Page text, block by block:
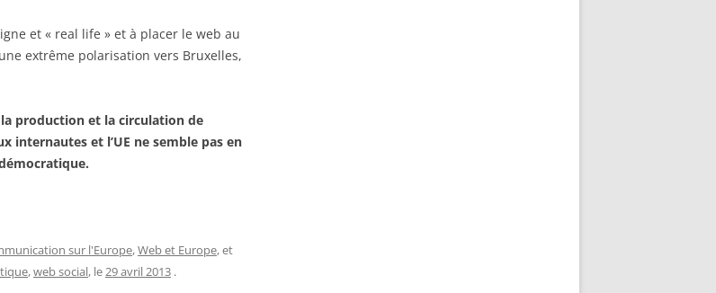
et « real life » et à placer le web au
extrême polarisation vers Bruxelles,
production et la circulation de
internautes et l’UE ne semble pas en
sur l'Europe,Web et Europe, et
,web social, le29 avril 2013 .